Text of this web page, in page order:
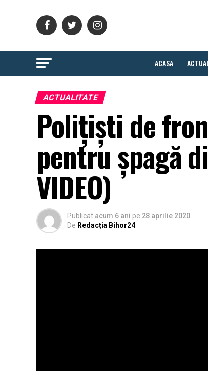
ACASA
ACTUALITATE
Polițiști de
pentru șpagă
VIDEO)
Publicat acum 6 ani pe 28 aprilie 2020
De Redacția Bihor24